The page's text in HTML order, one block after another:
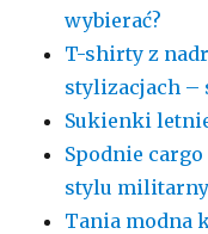
wybierać?
T-shirty z
stylizacjach –
Sukienki
Spodnie
stylu
Tania modna